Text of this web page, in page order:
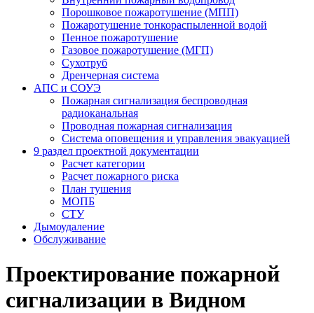
Порошковое пожаротушение (МПП)
Пожаротушение тонкораспыленной водой
Пенное пожаротушение
Газовое пожаротушение (МГП)
Сухотруб
Дренчерная система
АПС и СОУЭ
Пожарная сигнализация беспроводная
радиоканальная
Проводная пожарная сигнализация
Система оповещения и управления эвакуацией
9 раздел проектной документации
Расчет категории
Расчет пожарного риска
План тушения
МОПБ
СТУ
Дымоудаление
Обслуживание
Проектирование пожарной
сигнализации в Видном